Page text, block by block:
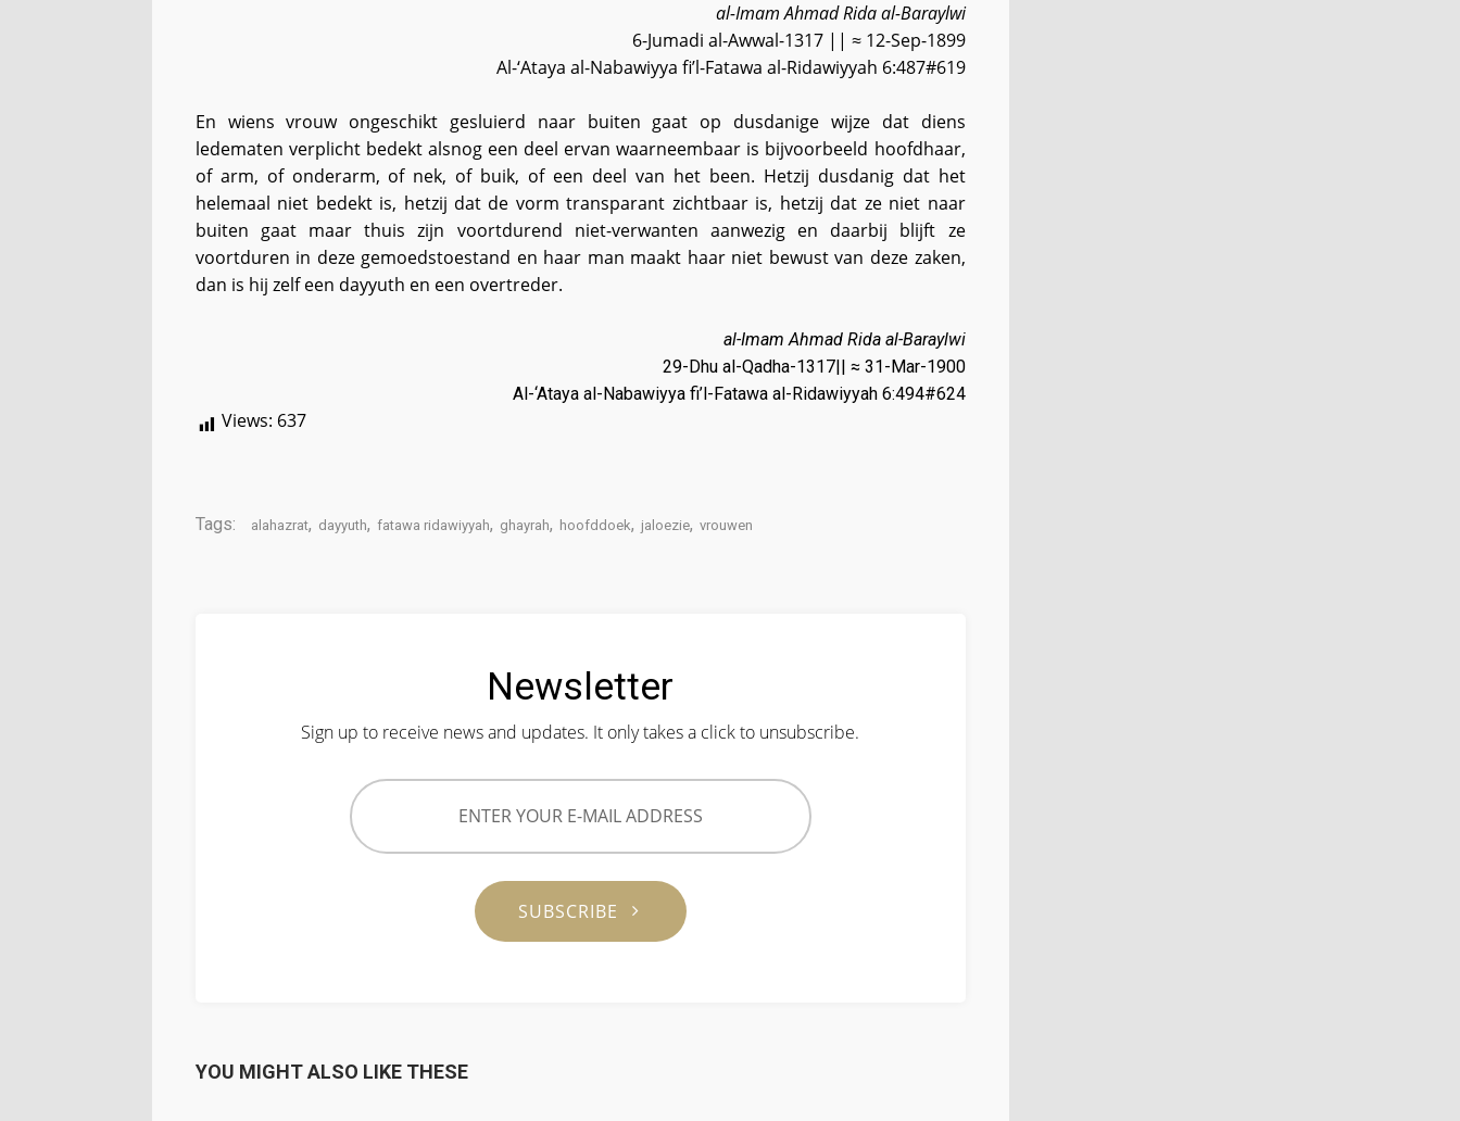
al-Imam Ahmad Rida al-Baraylwi
6-Jumadi al-Awwal-1317 || ≈ 12-Sep-1899
Al-‘Ataya al-Nabawiyya fi’l-Fatawa al-Ridawiyyah 6:487#619
En wiens vrouw ongeschikt gesluierd naar buiten gaat op dusdanige wijze dat diens
ledematen verplicht bedekt alsnog een deel ervan waarneembaar is bijvoorbeeld hoofdhaar,
of arm, of onderarm, of nek, of buik, of een deel van het been. Hetzij dusdanig dat het
helemaal niet bedekt is, hetzij dat de vorm transparant zichtbaar is, hetzij dat ze niet naar
buiten gaat maar thuis zijn voortdurend niet-verwanten aanwezig en daarbij blijft ze
voortduren in deze gemoedstoestand en haar man maakt haar niet bewust van deze zaken,
dan is hij zelf een dayyuth en een overtreder.
al-Imam Ahmad Rida al-Baraylwi
29-Dhu al-Qadha-1317|| ≈ 31-Mar-1900
Al-‘Ataya al-Nabawiyya fi’l-Fatawa al-Ridawiyyah 6:494#624
Views: 637
Tags: alahazrat, dayyuth, fatawa ridawiyyah, ghayrah, hoofddoek, jaloezie, vrouwen
Newsletter
Sign up to receive news and updates. It only takes a click to unsubscribe.
SUBSCRIBE
YOU MIGHT ALSO LIKE THESE